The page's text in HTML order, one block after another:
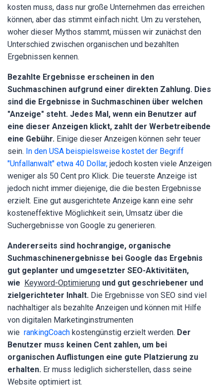
kosten muss, dass nur große Unternehmen das erreichen
können, aber das stimmt einfach nicht. Um zu verstehen,
woher dieser Mythos stammt, müssen wir zunächst den
Unterschied zwischen organischen und bezahlten
Ergebnissen kennen.
Bezahlte Ergebnisse erscheinen in den
Suchmaschinen aufgrund einer direkten Zahlung. Dies
sind die Ergebnisse in Suchmaschinen über welchen
"Anzeige" steht. Jedes Mal, wenn ein Benutzer auf
eine dieser Anzeigen klickt, zahlt der Werbetreibende
eine Gebühr. Einige dieser Anzeigen können sehr teuer
sein. In den USA beispielsweise kostet der Begriff
"Unfallanwalt" etwa 40 Dollar, jedoch kosten viele Anzeigen
weniger als 50 Cent pro Klick. Die teuerste Anzeige ist
jedoch nicht immer diejenige, die die besten Ergebnisse
erzielt. Eine gut ausgerichtete Anzeige kann eine sehr
kosteneffektive Möglichkeit sein, Umsatz über die
Suchergebnisse von Google zu generieren.
Andererseits sind hochrangige, organische
Suchmaschinenergebnisse bei Google das Ergebnis
gut geplanter und umgesetzter SEO-Aktivitäten,
wie Keyword-Optimierung und gut geschriebener und
zielgerichteter Inhalt. Die Ergebnisse von SEO sind viel
nachhaltiger als bezahlte Anzeigen und können mit Hilfe
von digitalen Marketinginstrumenten
wie rankingCoach kostengünstig erzielt werden. Der
Benutzer muss keinen Cent zahlen, um bei
organischen Auflistungen eine gute Platzierung zu
erhalten. Er muss lediglich sicherstellen, dass seine
Website optimiert ist.